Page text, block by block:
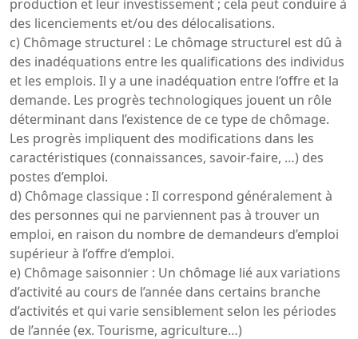
production et leur investissement ; cela peut conduire à
des licenciements et/ou des délocalisations.
c) Chômage structurel : Le chômage structurel est dû à
des inadéquations entre les qualifications des individus
et les emplois. Il y a une inadéquation entre l’offre et la
demande. Les progrès technologiques jouent un rôle
déterminant dans l’existence de ce type de chômage.
Les progrès impliquent des modifications dans les
caractéristiques (connaissances, savoir-faire, …) des
postes d’emploi.
d) Chômage classique : Il correspond généralement à
des personnes qui ne parviennent pas à trouver un
emploi, en raison du nombre de demandeurs d’emploi
supérieur à l’offre d’emploi.
e) Chômage saisonnier : Un chômage lié aux variations
d’activité au cours de l’année dans certains branche
d’activités et qui varie sensiblement selon les périodes
de l’année (ex. Tourisme, agriculture…)